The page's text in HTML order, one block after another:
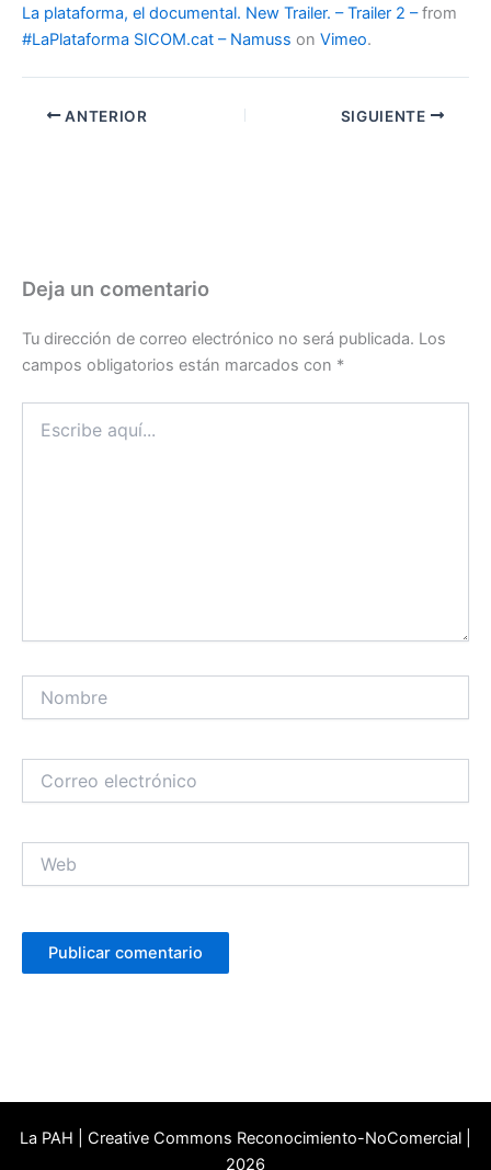
La plataforma, el documental. New Trailer. – Trailer 2 –from
#LaPlataforma SICOM.cat – Namuss on Vimeo.
ANTERIOR SIGUIENTE
Deja un comentario
Tu dirección de correo electrónico no será publicada. Los
campos obligatorios están marcados con *
aquí...
electrónico
La PAH | Creative Commons Reconocimiento-NoComercial |
2026